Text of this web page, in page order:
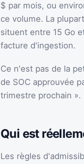
$ par mois, ou
ce volume. La
situent entre 15 Go
facture d'ingestion.
Ce n'est pas de la
de SOC approuvée
trimestre prochain ».
Qui est
Les règles